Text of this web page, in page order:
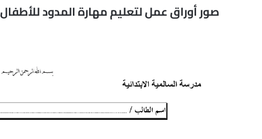
صور أوراق عمل لتعليم مهارة المدود للأطفال PDF – دليل شامل وتمارين عملية